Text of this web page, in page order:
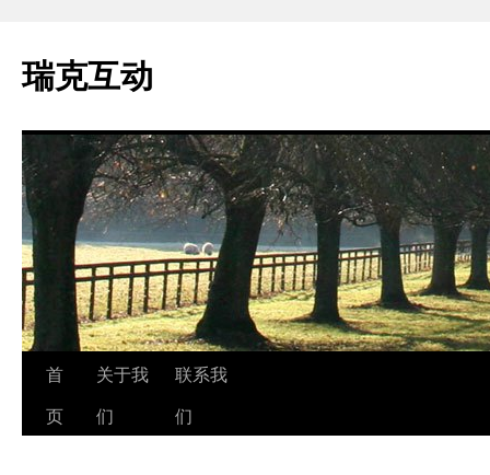
瑞克互动
跳
至
首
页
关于我
们
联系我
们